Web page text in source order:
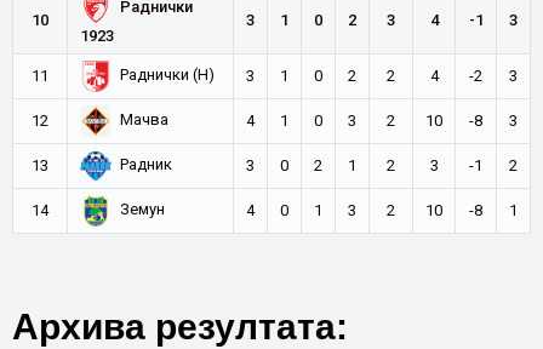
10
Раднички
1923
3 1 0 2 3 4 -1 3
11 Раднички (Н) 3 1 0 2 2 4 -2 3
12 Мачва 4 1 0 3 2 10 -8 3
13 Радник 3 0 2 1 2 3 -1 2
14 Земун 4 0 1 3 2 10 -8 1
Архива резултата: